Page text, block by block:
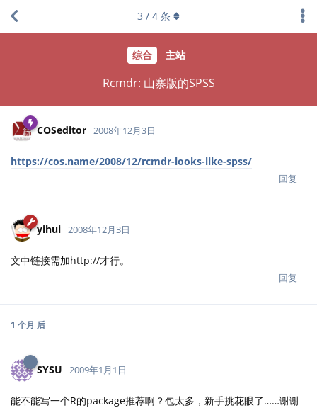
综合 主站
Rcmdr: 山寨版的SPSS
3 / 4 条
COSeditor 2008年12月3日
https://cos.name/2008/12/rcmdr-looks-like-spss/
回复
yihui 2008年12月3日
文中链接需加http://才行。
回复
1 个月 后
SYSU 2009年1月1日
能不能写一个R的package推荐啊？包太多，新手挑花眼了……谢谢